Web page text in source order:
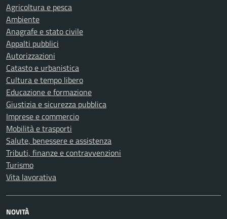
Agricoltura e pesca
Ambiente
Anagrafe e stato civile
Appalti pubblici
Autorizzazioni
Catasto e urbanistica
Cultura e tempo libero
Educazione e formazione
Giustizia e sicurezza pubblica
Imprese e commercio
Mobilità e trasporti
Salute, benessere e assistenza
Tributi, finanze e contravvenzioni
Turismo
Vita lavorativa
NOVITÀ